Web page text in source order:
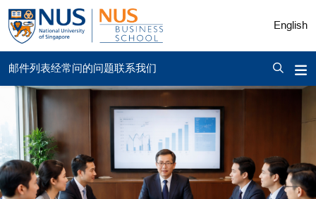
English
邮件列表经常问的问题联系我们